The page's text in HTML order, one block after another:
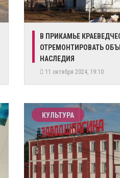
В ПРИКАМЬЕ
ОТРЕМОНТИРОВАТЬ
НАСЛЕДИЯ
11 октября 2024, 19:10
КУЛЬТУРА